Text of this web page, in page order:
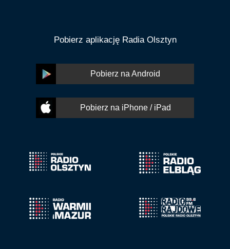
Pobierz aplikację Radia Olsztyn
Pobierz na Android
Pobierz na iPhone / iPad